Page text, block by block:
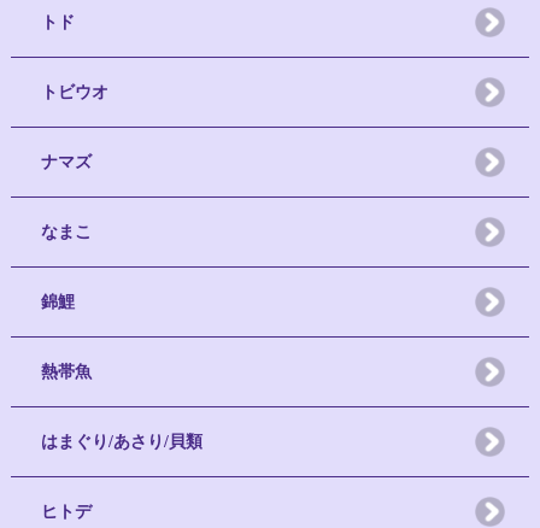
トド
トビウオ
ナマズ
なまこ
錦鯉
熱帯魚
はまぐり/あさり/貝類
ヒトデ